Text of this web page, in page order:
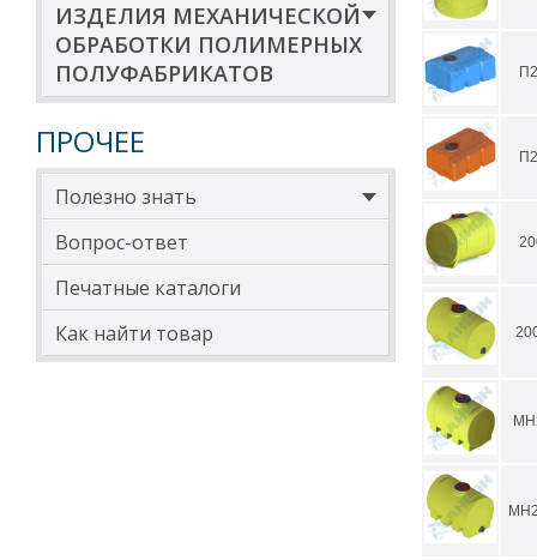
ИЗДЕЛИЯ МЕХАНИЧЕСКОЙ
ОБРАБОТКИ ПОЛИМЕРНЫХ
ПОЛУФАБРИКАТОВ
ПРОЧЕЕ
Полезно знать
Вопрос-ответ
Печатные каталоги
Как найти товар